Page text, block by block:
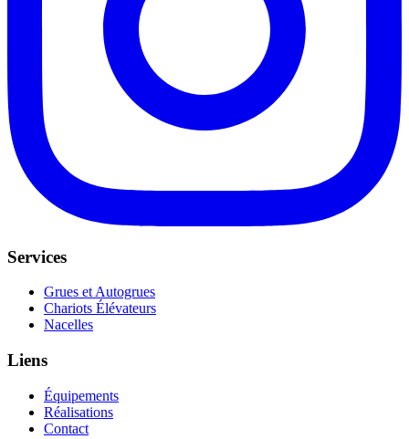
Services
Grues et Autogrues
Chariots Élévateurs
Nacelles
Liens
Équipements
Réalisations
Contact